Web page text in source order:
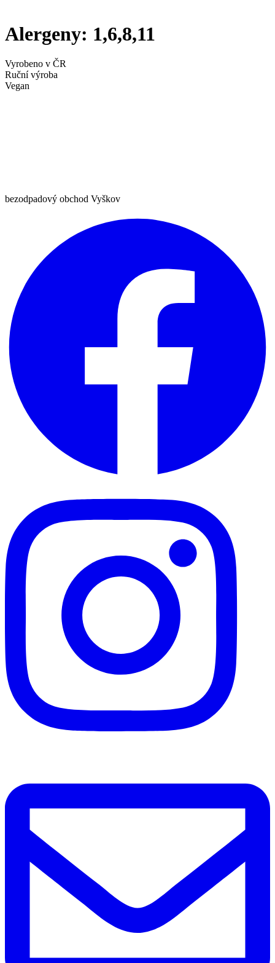
Alergeny: 1,6,8,11
Vyrobeno v ČR
Ruční výroba
Vegan
bezodpadový obchod Vyškov